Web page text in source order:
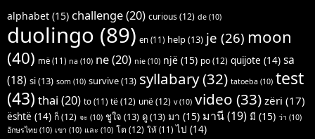
alphabet (15) challenge(20) curious(12) de (10)
duolingo (89) en (11) help(13) je (26) moon
(40) më (11) na (10) ne(20) nie (10) një (15) po(12) quijote (14) sa
(18) si(13) som (10) survive(13) syllabary(32) tatoeba (10) test
(43) thai (20) to (11) të(12) unë(12) v(10) video (33) zëri (17)
është (14) ก็(12) จะ (10) ชูใจ (13) ดู(13) มา (15) มานี(19) มี (15) ว่า (10)
อักษรไทย (10) เขา (10) และ (10) โต (12) ให้ (11) ไป (14)